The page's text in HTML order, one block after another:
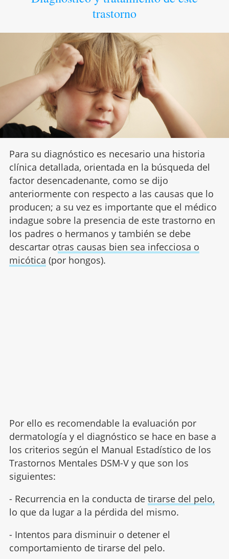
trastorno
Para su diagnóstico es necesario una historia
clínica detallada, orientada en la búsqueda del
factor desencadenante, como se dijo
anteriormente con respecto a las causas que lo
producen; a su vez es importante que el médico
indague sobre la presencia de este trastorno en
los padres o hermanos y también se debe
descartar otras causas bien sea infecciosa o
micótica (por hongos).
Por ello es recomendable la evaluación por
dermatología y el diagnóstico se hace en base a
los criterios según el Manual Estadístico de los
Trastornos Mentales DSM-V y que son los
siguientes:
- Recurrencia en la conducta de tirarse del pelo,
lo que da lugar a la pérdida del mismo.
- Intentos para disminuir o detener el
comportamiento de tirarse del pelo.